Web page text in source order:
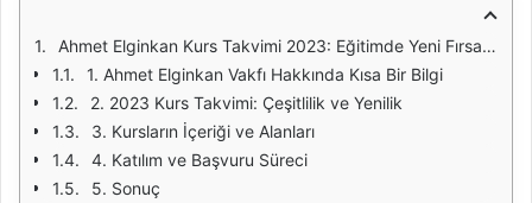
Ahmet Elginkan Kurs Takvimi 2023: Eğitimde Yeni Fırsatlar
1. Ahmet Elginkan Vakfı Hakkında Kısa Bir Bilgi
2. 2023 Kurs Takvimi: Çeşitlilik ve Yenilik
3. Kursların İçeriği ve Alanları
4. Katılım ve Başvuru Süreci
5. Sonuç